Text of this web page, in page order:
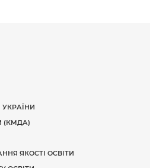
УКРАЇНИ
(КМДА)
ЯКОСТІ ОСВІТИ